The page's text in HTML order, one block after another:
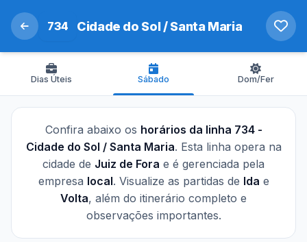
734 Cidade do Sol / Santa Maria
Dias Úteis Sábado Dom/Fer
Confira abaixo os horários da linha 734 -
Cidade do Sol / Santa Maria. Esta linha opera na
cidade de Juiz de Fora e é gerenciada pela
empresa local. Visualize as partidas de Ida e
Volta, além do itinerário completo e
observações importantes.